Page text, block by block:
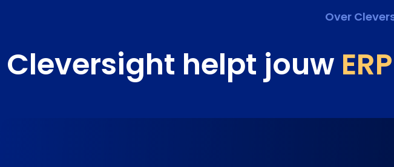
Over
Cleversight helpt jouw ERP